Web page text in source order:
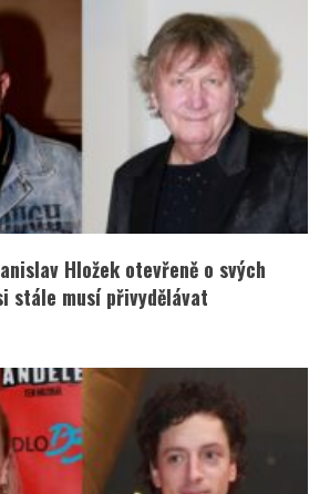
Hložek otevřeně o svých
stále musí přivydělávat